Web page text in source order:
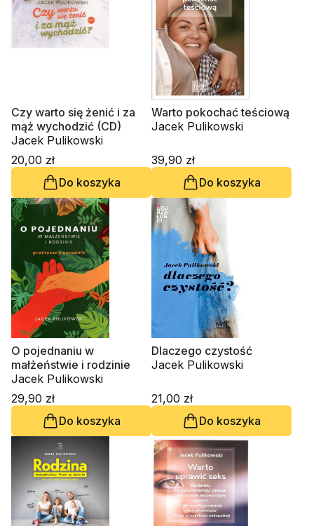
Czy warto się żenić i za
mąż wychodzić (CD)
Jacek Pulikowski
20,00 zł
Do koszyka
Warto pokochać teściową
Jacek Pulikowski
39,90 zł
Do koszyka
O pojednaniu w
małżeństwie i rodzinie
Jacek Pulikowski
29,90 zł
Do koszyka
Dlaczego czystość
Jacek Pulikowski
21,00 zł
Do koszyka